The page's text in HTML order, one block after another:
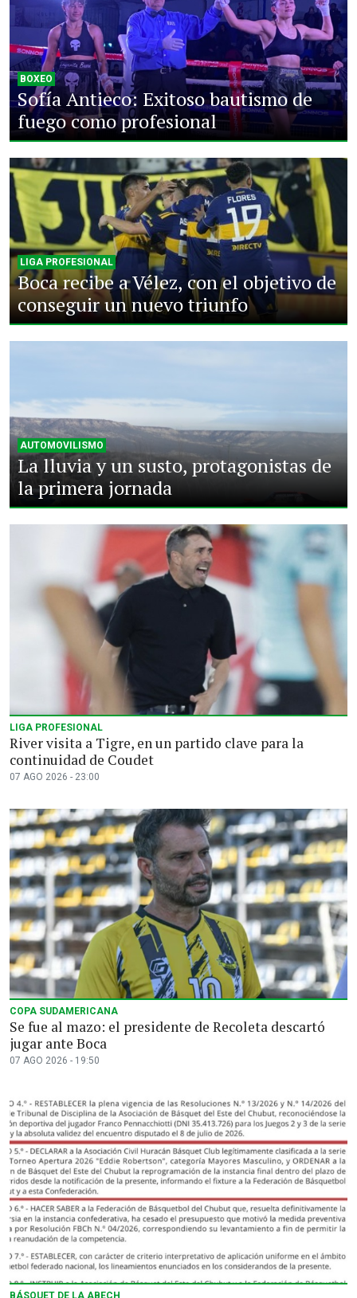
BOXEO
Sofía Antieco: Exitoso bautismo de
fuego como profesional
LIGA PROFESIONAL
Boca recibe a Vélez, con el objetivo de
conseguir un nuevo triunfo
AUTOMOVILISMO
La lluvia y un susto, protagonistas de
la primera jornada
LIGA PROFESIONAL
River visita a Tigre, en un partido clave para la
continuidad de Coudet
07 AGO 2026 - 23:00
COPA SUDAMERICANA
Se fue al mazo: el presidente de Recoleta descartó
jugar ante Boca
07 AGO 2026 - 19:50